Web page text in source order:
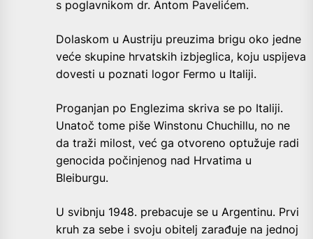
s poglavnikom dr. Antom Pavelićem.
Dolaskom u Austriju preuzima brigu oko jedne
veće skupine hrvatskih izbjeglica, koju uspijeva
dovesti u poznati logor Fermo u Italiji.
Proganjan po Englezima skriva se po Italiji.
Unatoč tome piše Winstonu Chuchillu, no ne
da traži milost, već ga otvoreno optužuje radi
genocida počinjenog nad Hrvatima u
Bleiburgu.
U svibnju 1948. prebacuje se u Argentinu. Prvi
kruh za sebe i svoju obitelj zarađuje na jednoj